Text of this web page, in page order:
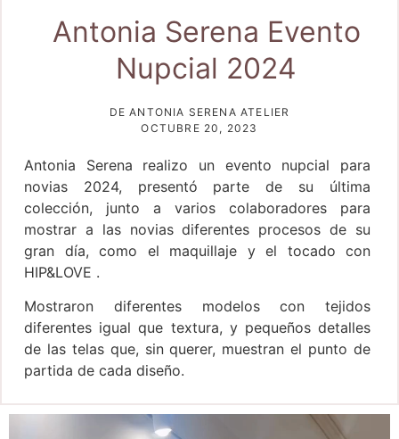
Antonia Serena Evento
Nupcial 2024
DE ANTONIA SERENA ATELIER
OCTUBRE 20, 2023
Antonia Serena realizo un evento nupcial para
novias 2024, presentó parte de su última
colección, junto a varios colaboradores para
mostrar a las novias diferentes procesos de su
gran día, como el maquillaje y el tocado con
HIP&LOVE .
Mostraron diferentes modelos con tejidos
diferentes igual que textura, y pequeños detalles
de las telas que, sin querer, muestran el punto de
partida de cada diseño.